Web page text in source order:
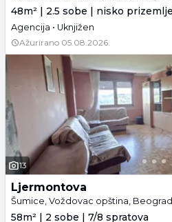
Agencija • Uknjižen
Ažurirano 05.08.2026.
13
Ljermontova
Šumice, Voždovac opština, Beograd
58m² | 2 sobe | 7/8 spratova